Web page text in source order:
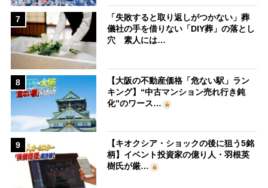
7
「失敗すると取り返しがつかない」葬
儀社の手を借りない「DIY葬」の落とし
穴 素人には…
8
【大阪の不動産価格「危ない駅」ラン
キング】“中古マンション売れ行き鈍
化”のワース…
9
【キオクシア・ショックの後に狙う5銘
柄】イベント投資家の億り人・羽根英
樹氏が厳…